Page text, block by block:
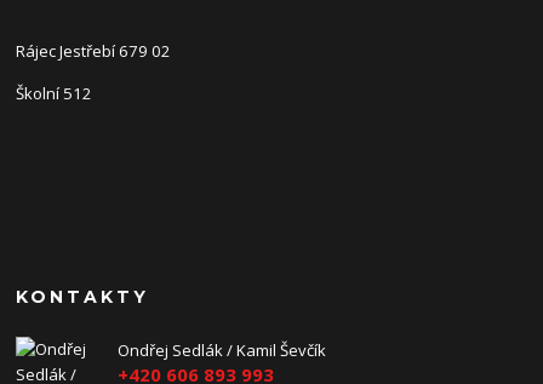
Rájec Jestřebí 679 02
Školní 512
KONTAKTY
Ondřej Sedlák / Kamil Ševčík
+420 606 893 993